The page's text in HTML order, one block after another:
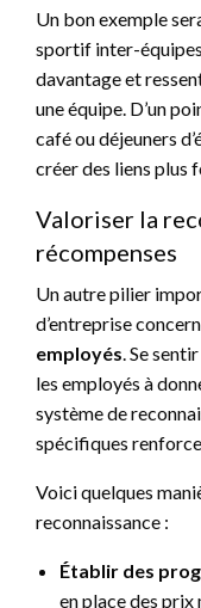
Un bon exemple
sportif inter-
davantage et
une équipe. D’un
café ou déjeuners
créer des liens plus
Valoriser la
récompenses
Un autre pilier
d’entreprise
employés . Se
les employés à
système de
spécifiques
Voici quelques
reconnaissance :
Établir des
en place des prix